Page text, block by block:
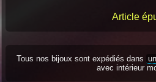
Article
Tous nos bijoux sont expédiés dans
avec intérieur